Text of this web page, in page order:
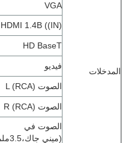
المدخلات
VGA
HDMI 1.4B ((IN)
HD BaseT
فيديو
الصوت L (RCA)
الصوت R (RCA)
الصوت في
(ميني جاك،3.5ملم